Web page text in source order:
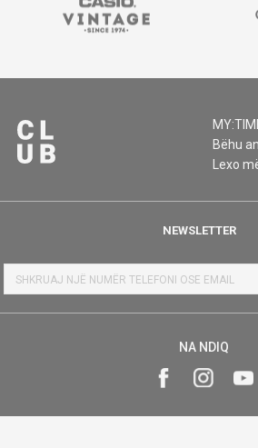
Bëhu
Lexo
NEWSLETTER
NA NDIQ